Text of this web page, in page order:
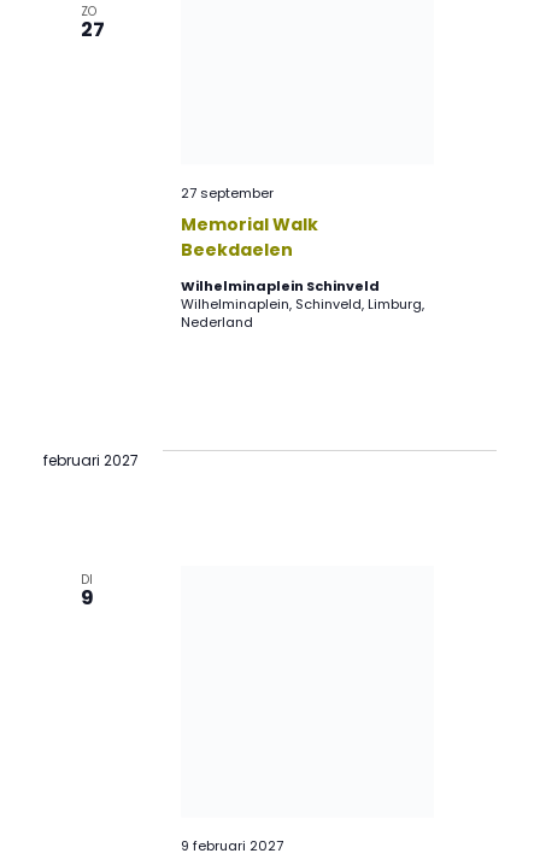
ZO
27
Memorial Walk
Beekdaelen
27 september
Wilhelminaplein Schinveld
Wilhelminaplein, Schinveld, Limburg,
Nederland
februari 2027
DI
9
9 februari 2027